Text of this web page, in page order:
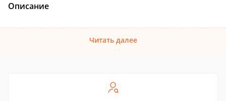
Описание
Читать далее